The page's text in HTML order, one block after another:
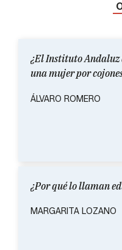
¿El Instituto Andaluz
una mujer por
ÁLVARO ROMERO
¿Por qué lo llaman
MARGARITA LOZANO